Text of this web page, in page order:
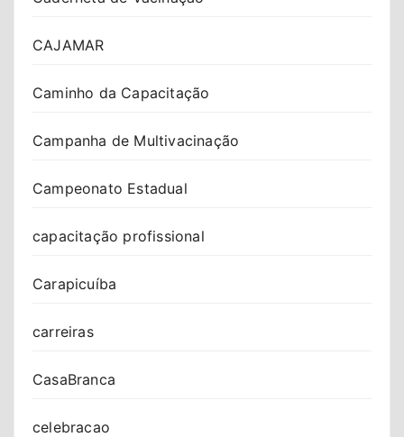
CAJAMAR
Caminho da Capacitação
Campanha de Multivacinação
Campeonato Estadual
capacitação profissional
Carapicuíba
carreiras
CasaBranca
celebracao